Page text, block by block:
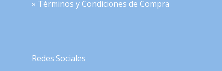
» Términos y Condiciones de Compra
Redes Sociales